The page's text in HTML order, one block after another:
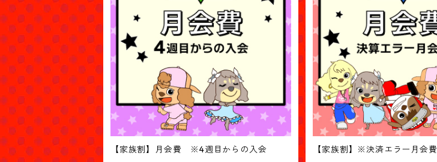
【家族割】月会費 ※4週目からの入会
【家族割】※決済エラー月会費